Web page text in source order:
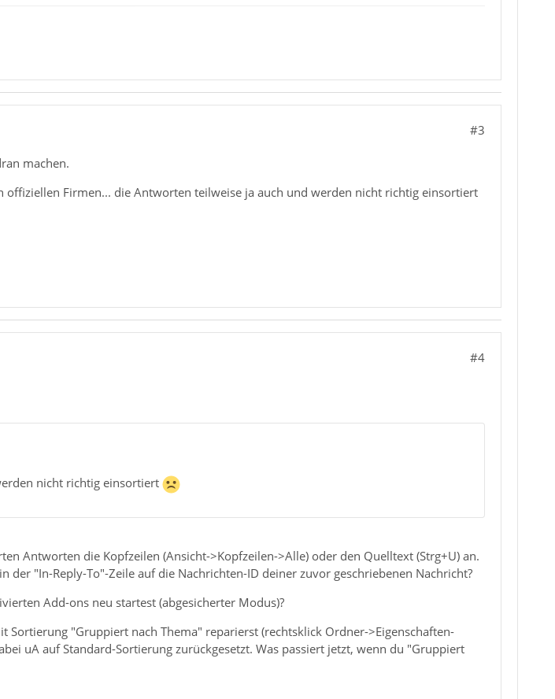
#3
machen.
offiziellen Firmen... die Antworten teilweise ja auch und werden nicht richtig einsortiert
#4
nicht richtig einsortiert
Antworten die Kopfzeilen (Ansicht->Kopfzeilen->Alle) oder den Quelltext (Strg+U) an.
der "In-Reply-To"-Zeile auf die Nachrichten-ID deiner zuvor geschriebenen Nachricht?
Add-ons neu startest (abgesicherter Modus)?
"Gruppiert nach Thema" reparierst (rechtsklick Ordner->Eigenschaften-
uA auf Standard-Sortierung zurückgesetzt. Was passiert jetzt, wenn du "Gruppiert